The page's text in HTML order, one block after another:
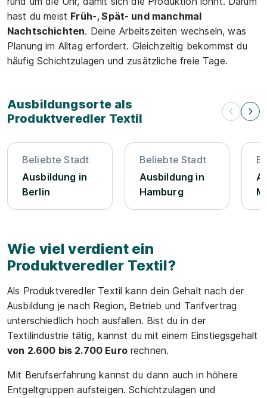
hast du meist Früh-, Spät- und manchmal
Nachtschichten. Deine Arbeitszeiten wechseln, was
Planung im Alltag erfordert. Gleichzeitig bekommst du
häufig Schichtzulagen und zusätzliche freie Tage.
Ausbildungsorte als
Produktveredler Textil
Beliebte Stadt
Ausbildung in
Berlin
Beliebte Stadt
Ausbildung in
Hamburg
Wie viel verdient ein
Produktveredler Textil?
Als Produktveredler Textil kann dein Gehalt nach der
Ausbildung je nach Region, Betrieb und Tarifvertrag
unterschiedlich hoch ausfallen. Bist du in der
Textilindustrie tätig, kannst du mit einem Einstiegsgehalt
von 2.600 bis 2.700 Eurorechnen.
Mit Berufserfahrung kannst du dann auch in höhere
Entgeltgruppen aufsteigen. Schichtzulagen und